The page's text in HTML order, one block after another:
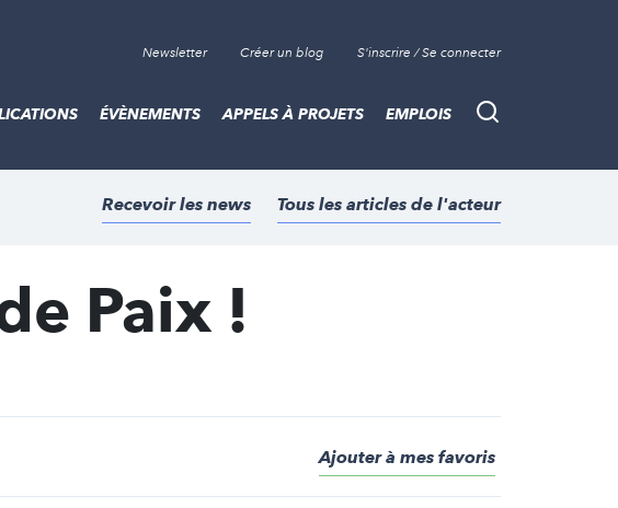
Newsletter Créer un blog S'inscrire / Se connecter
Recherche
ÉVÈNEMENTS APPELS À PROJETS EMPLOIS
Recevoir les news Tous les articles de l'acteur
Paix !
Ajouter à mes favoris